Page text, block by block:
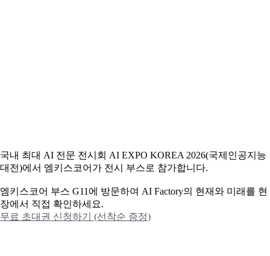
국내 최대 AI 전문 전시회 AI EXPO KOREA 2026(국제인공지능
대전)에서 엠키스코어가 전시 부스로 참가합니다.
엠키스코어 부스 G11에 방문하여 AI Factory의 현재와 미래를 현
장에서 직접 확인하세요.
무료 초대권 신청하기 (선착순 증정)